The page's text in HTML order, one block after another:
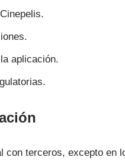
aplicación.
con terceros, excepto en